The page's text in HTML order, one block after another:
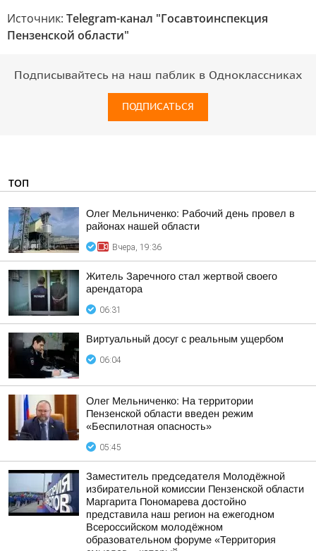
Источник: Telegram-канал "Госавтоинспекция
Пензенской области"
Подписывайтесь на наш паблик в Одноклассниках
ПОДПИСАТЬСЯ
ТОП
Олег Мельниченко: Рабочий день провел в
районах нашей области
Вчера, 19:36
Житель Заречного стал жертвой своего
арендатора
06:31
Виртуальный досуг с реальным ущербом
06:04
Олег Мельниченко: На территории
Пензенской области введен режим
«Беспилотная опасность»
05:45
Заместитель председателя Молодёжной
избирательной комиссии Пензенской области
Маргарита Пономарева достойно
представила наш регион на ежегодном
Всероссийском молодёжном
образовательном форуме «Территория